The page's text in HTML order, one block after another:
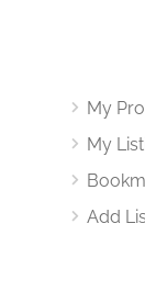
My
My
Add